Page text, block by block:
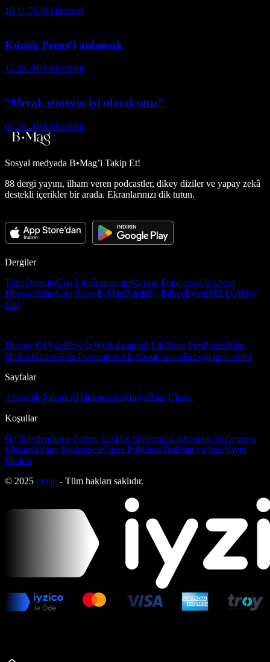
16.11.2020Alternatif
Küçük Prens’i anlamak
15.04.2016Alternatif
“Merak etmeyin iyi olacaksınız”
07.04.2016Alternatif
Sosyal medyada B•Mag’i Takip Et!
88 dergi yayını, ilham veren podcastler, dikey diziler ve yapay zekâ
destekli içerikler bir arada. Ekranlarınızı dik tutun.
Dergiler
Tüm DergilerCeo LifeFormsanteMaison FrançaiseAll About
HistoryAtlasAuto ShowB-MagBurdaEv BahçeEvimHELLO!Hey
Girl
History Of WarHow It Worksİstanbul LifeKore PopPozitifStart
UpYachtLevelElle DecorationAll About SpaceBebeğimleCapital
Sayfalar
Abonelik PaketleriHakkımızdaKünyeBize Ulaşın
Koşullar
Ön Bilgilendirme Formu Gizlilik Sözleşmesi Abonelik Sözleşmesi
Mesafeli Satış SözleşmesiÇerez PolitikasıTeslimat ve İadeYayın
İlkeleri
© 2025 bmag - Tüm hakları saklıdır.